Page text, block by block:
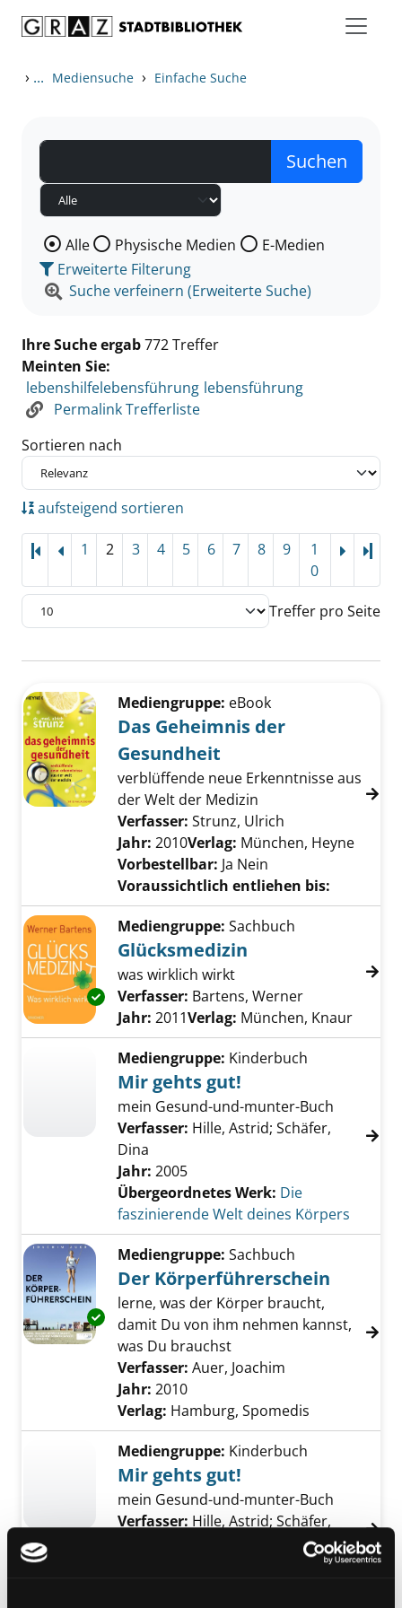
› ... Mediensuche › Einfache Suche
Wählen Sie die Medienart nach der Sie suchen wollen.
Alle Physische Medien
E-Medien
Erweiterte Filterung
Suche verfeinern (Erweiterte Suche)
Ihre Suche ergab772 Treffer
Meinten Sie:
lebenshilfelebensführung lebensführung
Permalink Trefferliste
Sortieren nach
aufsteigend sortieren
1 2 3 4 5 6 7 8 9
1
0
Treffer pro Seite
Zu den Suchfiltern springen
Mediengruppe: eBook
Das Geheimnis der
Gesundheit
verblüffende neue Erkenntnisse aus
der Welt der Medizin
Verfasser: Strunz, Ulrich
Jahr: 2010Verlag: München, Heyne
Vorbestellbar: Ja Nein
Voraussichtlich entliehen bis:
Exemplar-Details von Glücksmedizin
Mediengruppe: Sachbuch
Glücksmedizin
was wirklich wirkt
Verfasser: Bartens, Werner
Jahr: 2011Verlag: München, Knaur
Mediengruppe: Kinderbuch
Mir gehts gut!
mein Gesund-und-munter-Buch
Verfasser: Hille, Astrid; Schäfer,
Dina
Jahr: 2005
Übergeordnetes Werk: Die
faszinierende Welt deines Körpers
Exemplar-Details von Der
Mediengruppe: Sachbuch
Der Körperführerschein
lerne, was der Körper braucht,
damit Du von ihm nehmen kannst,
was Du brauchst
Verfasser: Auer, Joachim
Jahr: 2010
Verlag: Hamburg, Spomedis
Mediengruppe: Kinderbuch
Mir gehts gut!
mein Gesund-und-munter-Buch
Verfasser: Hille, Astrid; Schäfer,